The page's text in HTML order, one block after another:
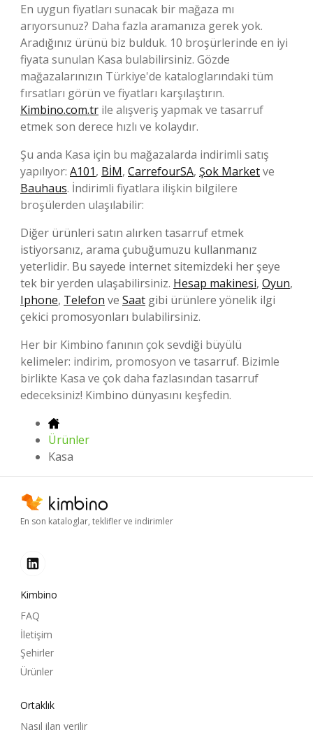
En uygun fiyatları sunacak bir mağaza mı
arıyorsunuz? Daha fazla aramanıza gerek yok.
Aradığınız ürünü biz bulduk. 10 broşürlerinde en iyi
fiyata sunulan Kasa bulabilirsiniz. Gözde
mağazalarınızın Türkiye'de kataloglarındaki tüm
fırsatları görün ve fiyatları karşılaştırın.
Kimbino.com.tr ile alışveriş yapmak ve tasarruf
etmek son derece hızlı ve kolaydır.
Şu anda Kasa için bu mağazalarda indirimli satış
yapılıyor: A101, BİM, CarrefourSA, Şok Marketve
Bauhaus. İndirimli fiyatlara ilişkin bilgilere
broşülerden ulaşılabilir:
Diğer ürünleri satın alırken tasarruf etmek
istiyorsanız, arama çubuğumuzu kullanmanız
yeterlidir. Bu sayede internet sitemizdeki her şeye
tek bir yerden ulaşabilirsiniz. Hesap makinesi, Oyun,
Iphone, Telefon ve Saat gibi ürünlere yönelik ilgi
çekici promosyonları bulabilirsiniz.
Her bir Kimbino fanının çok sevdiği büyülü
kelimeler: indirim, promosyon ve tasarruf. Bizimle
birlikte Kasa ve çok daha fazlasından tasarruf
edeceksiniz! Kimbino dünyasını keşfedin.
Ürünler
Kasa
En son kataloglar, teklifler ve indirimler
Kimbino
FAQ
İletişim
Şehirler
Ürünler
Ortaklık
Nasıl ilan verilir